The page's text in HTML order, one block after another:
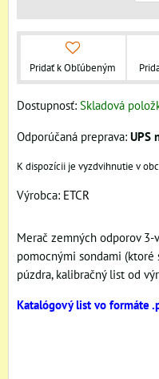
Pridať k Obľúbeným
Dostupnosť: Skladová
UPS
Výrobca: ETCR
Merač zemných odporov
pomocnými sondami (ktoré
púzdra, kalibračný list od
Katalógový list vo formáte